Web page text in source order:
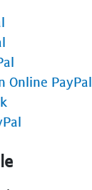
Online PayPal